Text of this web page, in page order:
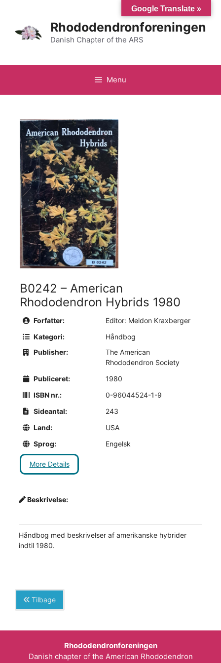
indhold
Rhododendronforeningen
Danish Chapter of the ARS
Menu
B0242 – American
Rhododendron Hybrids 1980
Forfatter:
Editor: Meldon Kraxberger
Kategori:
Håndbog
Publisher:
The American
Rhododendron Society
Publiceret:
1980
ISBN nr.:
0-96044524-1-9
Sideantal:
243
Land:
USA
Sprog:
Engelsk
More Details
Beskrivelse:
Håndbog med beskrivelser af amerikanske hybrider
indtil 1980.
Tilbage
Rhododendronforeningen
Danish chapter of the American Rhododendron
Google Translate »